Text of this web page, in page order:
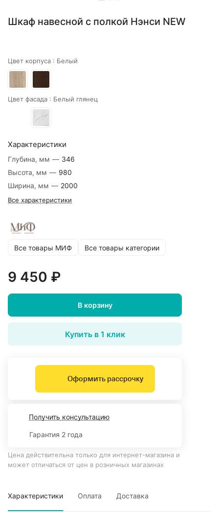
Шкаф навесной с полкой Нэнси NEW
Цвет корпуса : Белый
Цвет фасада : Белый глянец
Характеристики
Глубина, мм — 346
Высота, мм — 980
Ширина, мм — 2000
Все характеристики
Все товары МИФ Все товары категории
9 450 ₽
В корзину
Купить в 1 клик
Оформить рассрочку
Получить консультацию
Гарантия 2 года
Цена действительна только для интернет-магазина и
может отличаться от цен в розничных магазинах
Характеристики Оплата Доставка